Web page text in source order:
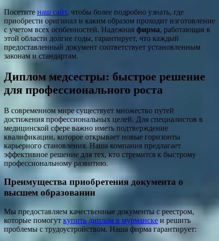
Посетите наш сайт, чтобы более подробно узнать, где
приобрести оригинал и каким образом проходит изготовление
с учетом всех особенностей. Надежная фирма, работающая в
этой области долгие годы, гарантирует, что каждый
предоставленный документ соответствует установленным
законам и стандартам.
Диплом медсестры: быстрое решение
для профессионального роста
В современном мире существует множество путей
достижения профессиональных целей. Для специалистов в
медицинской сфере важно иметь подтверждение
квалификации, которое открывает новые горизонты
карьерного становления. Наша компания предлагает
эффективное решение для тех, кто стремится к быстрому
профессиональному развитию.
Преимущества приобретения документа о
высшем образовании
Мы предоставляем качественные документы с реестром,
которые помогут купить диплом в мурманске и решить
проблемы с трудоустройством. Наша фирма гарантирует: